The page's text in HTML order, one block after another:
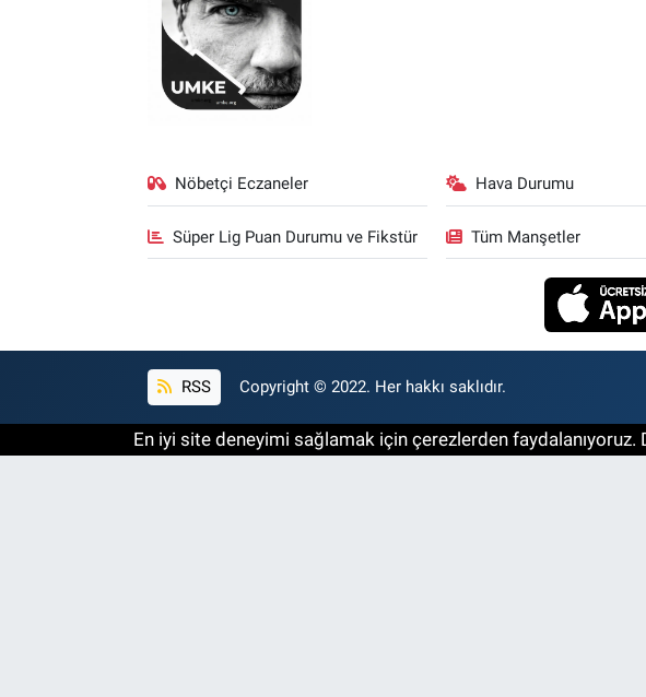
Nöbetçi Eczaneler Hava Durumu
Süper Lig Puan Durumu ve Fikstür Tüm Manşetler
RSS Copyright © 2022. Her hakkı saklıdır.
En iyi site deneyimi sağlamak için çerezlerden faydalanıyoruz.